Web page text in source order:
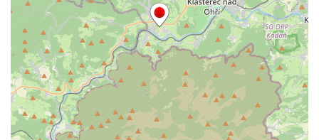
Kamenný kříž (0360) u kostela svatého
Havla ve Chlumci
Kamenný kříž (0726) u kostela svatého
Havla ve Chlumci
Veroničin kříž (0515) u lesní cesty
jihozápadně od Kamenické Stráně
Kamenný kříž zvaný Stübelův (0517) v lese